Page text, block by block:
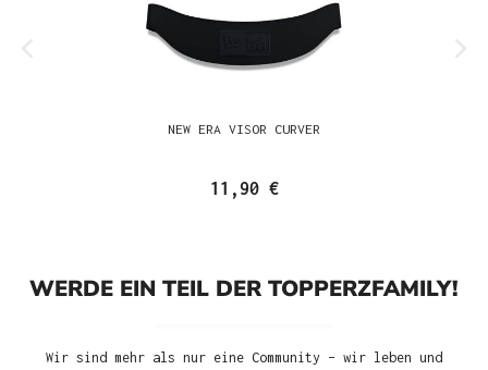
NEW ERA VISOR CURVER
11,90 €
WERDE EIN TEIL DER TOPPERZFAMILY!
Wir sind mehr als nur eine Community – wir leben und